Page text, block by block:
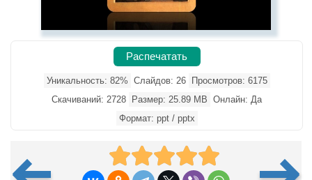
Распечатать
Уникальность: 82% Слайдов: 26
Просмотров: 6175
Скачиваний: 2728
Размер: 25.89 MB Онлайн: Да
Формат: ppt / pptx